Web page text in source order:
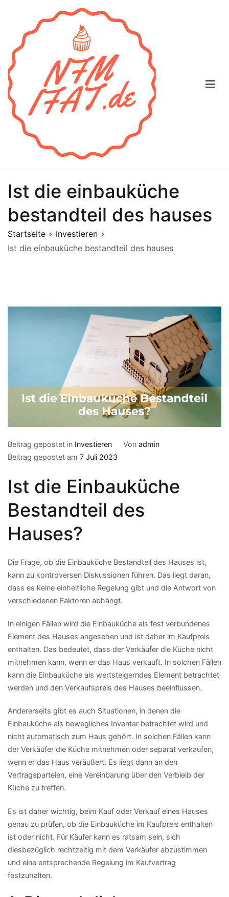
springen
Ist die einbauküche
bestandteil des hauses
Startseite
Investieren
Ist die einbauküche bestandteil des hauses
Beitrag gepostet in Investieren Von admin
Beitrag gepostet am 7 Juli 2023
Ist die Einbauküche
Bestandteil des
Hauses?
Die Frage, ob die Einbauküche Bestandteil des Hauses ist,
kann zu kontroversen Diskussionen führen. Das liegt daran,
dass es keine einheitliche Regelung gibt und die Antwort von
verschiedenen Faktoren abhängt.
In einigen Fällen wird die Einbauküche als fest verbundenes
Element des Hauses angesehen und ist daher im Kaufpreis
enthalten. Das bedeutet, dass der Verkäufer die Küche nicht
mitnehmen kann, wenn er das Haus verkauft. In solchen Fällen
kann die Einbauküche als wertsteigerndes Element betrachtet
werden und den Verkaufspreis des Hauses beeinflussen.
Andererseits gibt es auch Situationen, in denen die
Einbauküche als bewegliches Inventar betrachtet wird und
nicht automatisch zum Haus gehört. In solchen Fällen kann
der Verkäufer die Küche mitnehmen oder separat verkaufen,
wenn er das Haus veräußert. Es liegt dann an den
Vertragsparteien, eine Vereinbarung über den Verbleib der
Küche zu treffen.
Es ist daher wichtig, beim Kauf oder Verkauf eines Hauses
genau zu prüfen, ob die Einbauküche im Kaufpreis enthalten
ist oder nicht. Für Käufer kann es ratsam sein, sich
diesbezüglich rechtzeitig mit dem Verkäufer abzustimmen
und eine entsprechende Regelung im Kaufvertrag
festzuhalten.